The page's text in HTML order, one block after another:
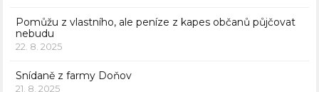
Pomůžu z vlastního, ale peníze z kapes občanů půjčovat
nebudu
22. 8. 2025
Snídaně z farmy Doňov
21. 8. 2025